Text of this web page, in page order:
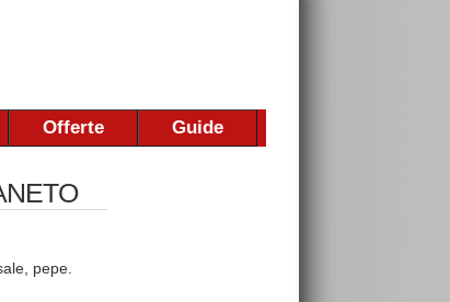
Offerte Guide
pepe.